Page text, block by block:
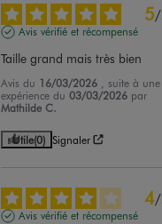
5/
Avis vérifié et récompensé
Taille grand mais très bien
Avis du 16/03/2026
, suite à une
expérience du03/03/2026 par
Mathilde C.
Utile(0) Signaler
4/
Avis vérifié et récompensé